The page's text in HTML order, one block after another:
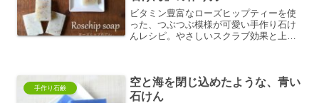
ビタミン豊富なローズヒップティーを使
った、つぶつぶ模様が可愛い手作り石け
んレシピ。やさしいスクラブ効果と上品
手作り石鹸
空と海を閉じ込めたような、青い
石けん